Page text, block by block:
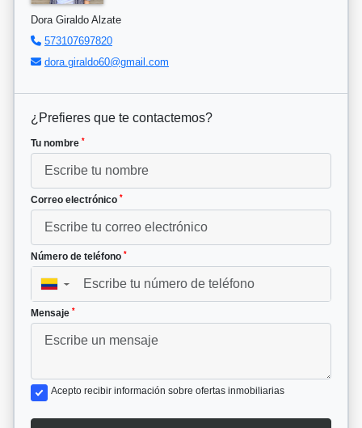
Dora Giraldo Alzate
573107697820
dora.giraldo60@gmail.com
¿Prefieres que te contactemos?
Tu nombre *
Correo electrónico *
Número de teléfono *
▼
Mensaje *
Acepto recibir información sobre ofertas inmobiliarias